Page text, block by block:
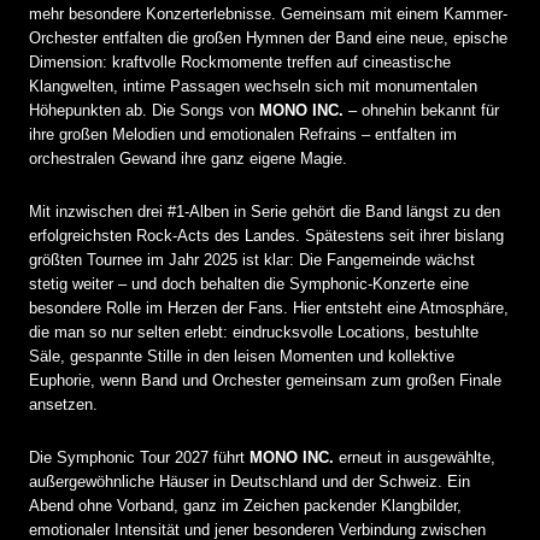
mehr besondere Konzerterlebnisse. Gemeinsam mit einem Kammer-
Orchester entfalten die großen Hymnen der Band eine neue, epische
Dimension: kraftvolle Rockmomente treffen auf cineastische
Klangwelten, intime Passagen wechseln sich mit monumentalen
Höhepunkten ab. Die Songs von MONO INC. – ohnehin bekannt für
ihre großen Melodien und emotionalen Refrains – entfalten im
orchestralen Gewand ihre ganz eigene Magie.
Mit inzwischen drei #1-Alben in Serie gehört die Band längst zu den
erfolgreichsten Rock-Acts des Landes. Spätestens seit ihrer bislang
größten Tournee im Jahr 2025 ist klar: Die Fangemeinde wächst
stetig weiter – und doch behalten die Symphonic-Konzerte eine
besondere Rolle im Herzen der Fans. Hier entsteht eine Atmosphäre,
die man so nur selten erlebt: eindrucksvolle Locations, bestuhlte
Säle, gespannte Stille in den leisen Momenten und kollektive
Euphorie, wenn Band und Orchester gemeinsam zum großen Finale
ansetzen.
Die Symphonic Tour 2027 führt MONO INC. erneut in ausgewählte,
außergewöhnliche Häuser in Deutschland und der Schweiz. Ein
Abend ohne Vorband, ganz im Zeichen packender Klangbilder,
emotionaler Intensität und jener besonderen Verbindung zwischen